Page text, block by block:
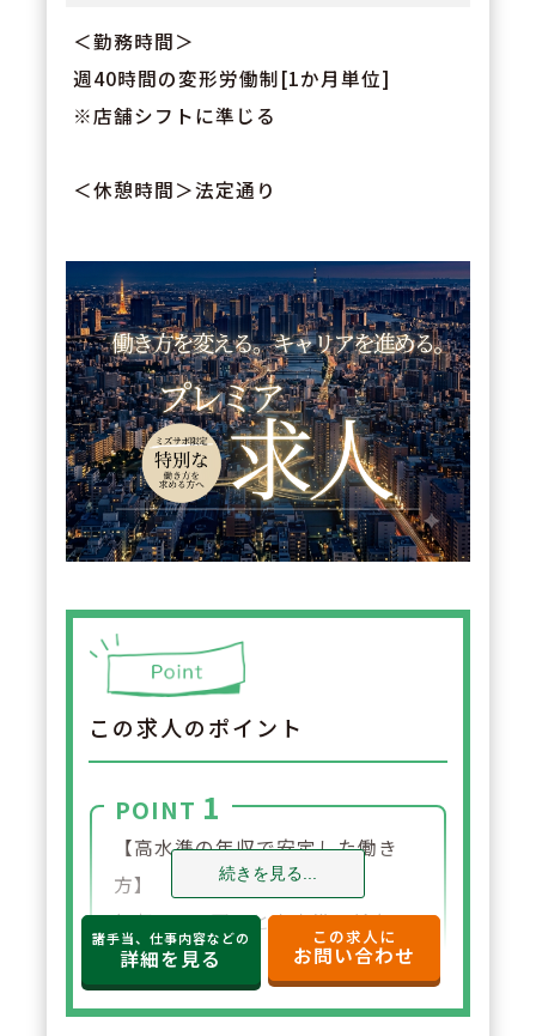
＜勤務時間＞
週40時間の変形労働制[1か月単位]
※店舗シフトに準じる
＜休憩時間＞法定通り
この求人のポイント
POINT 1
【高水準の年収で安定した働き
方】
年収650万円～と高水準の給与設
定。年俸制で収入の見通しも立て
やすく、選択した都道府県内で安
続きを見る...
諸手当、仕事内容などの
詳細を見る
この求人に
お問い合わせ